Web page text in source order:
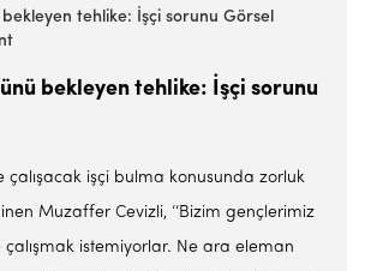
tehlike: İşçi sorunu Görsel
bekleyen tehlike: İşçi sorunu
çalışacak işçi bulma konusunda zorluk
Muzaffer Cevizli, ‘‘Bizim gençlerimiz
çalışmak istemiyorlar. Ne ara eleman